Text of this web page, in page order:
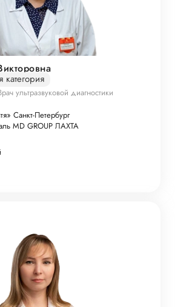
ультразвуковой диагностики
Санкт-Петербург
MD GROUP ЛАХТА